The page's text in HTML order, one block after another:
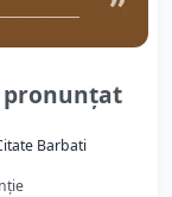
pronunţat
Barbati